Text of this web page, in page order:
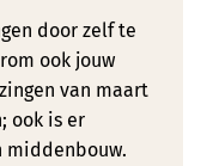
door zelf te
ook jouw
van maart
ook is er
middenbouw.